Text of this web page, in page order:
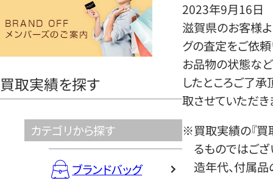
ヤ
買取実績を探す
カテゴリから探す
ブランドバッグ
2023年9月16日
滋賀県のお客様よ
グの査定をご依頼
お品物の状態など
したところご了
取させていただき
※買取実績の『買
るものではござ
造年代、付属品